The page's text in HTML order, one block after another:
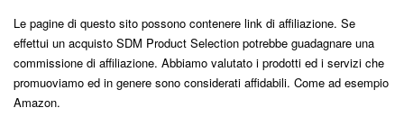
Le pagine di questo sito possono contenere link di affiliazione. Se
effettui un acquisto SDM Product Selection potrebbe guadagnare una
commissione di affiliazione. Abbiamo valutato i prodotti ed i servizi che
promuoviamo ed in genere sono considerati affidabili. Come ad esempio
Amazon.